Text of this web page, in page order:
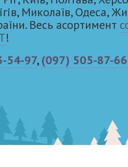
Миколаїв, Одеса,
Весь асортимент
!
54-97,(097) 505-87-66